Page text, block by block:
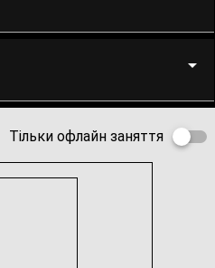
Тільки офлайн заняття